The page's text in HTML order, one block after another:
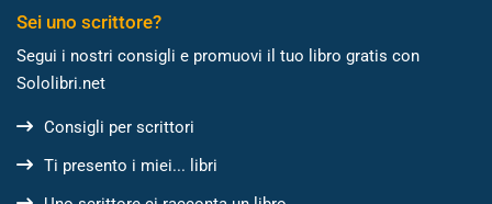
Sei uno scrittore?
Segui i nostri consigli e promuovi il tuo libro gratis con
Sololibri.net
Consigli per scrittori
Ti presento i miei... libri